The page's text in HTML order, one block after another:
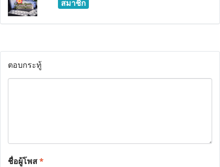
สมาชิก
ตอบกระทู้
ชื่อผู้โพส*